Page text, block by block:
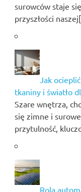
surowców staje
przyszłości
Jak
tkaniny i światło
Szare wnętrza,
się zimne i
przytulność,
Rola